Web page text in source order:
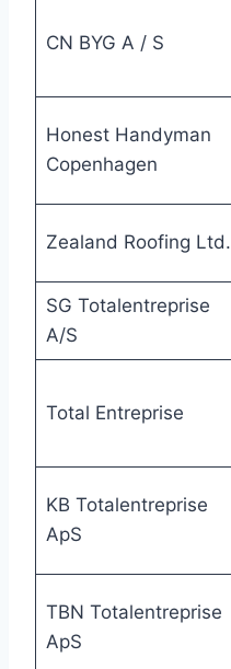
CN BYG A / S
Honest Handyman
Copenhagen
Zealand Roofing Ltd.
SG Totalentreprise
A/S
Total Entreprise
KB Totalentreprise
ApS
TBN Totalentreprise
ApS